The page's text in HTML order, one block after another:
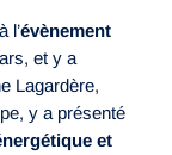
l’évènement
et y a
Lagardère,
y a présenté
et